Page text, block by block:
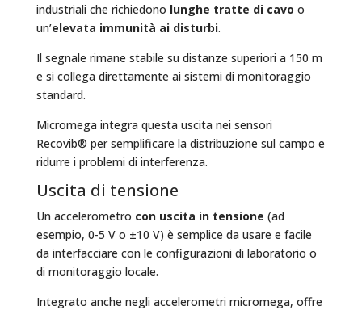
industriali che richiedono lunghe tratte di cavo o
un’elevata immunità ai disturbi.
Il segnale rimane stabile su distanze superiori a 150 m
e si collega direttamente ai sistemi di monitoraggio
standard.
Micromega integra questa uscita nei sensori
Recovib® per semplificare la distribuzione sul campo e
ridurre i problemi di interferenza.
Uscita di tensione
Un accelerometro con uscita in tensione (ad
esempio, 0-5 V o ±10 V) è semplice da usare e facile
da interfacciare con le configurazioni di laboratorio o
di monitoraggio locale.
Integrato anche negli accelerometri micromega, offre